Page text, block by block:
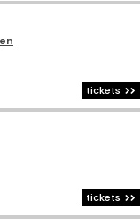
tickets
tickets